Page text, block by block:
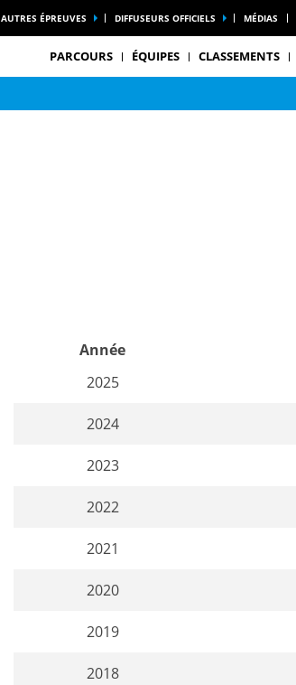
AUTRES ÉPREUVES DIFFUSEURS OFFICIELS MÉDIAS
PARCOURS ÉQUIPES CLASSEMENTS
Année
2025
2024
2023
2022
2021
2020
2019
2018